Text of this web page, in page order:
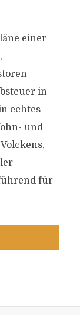
einer
in
echtes
und
für